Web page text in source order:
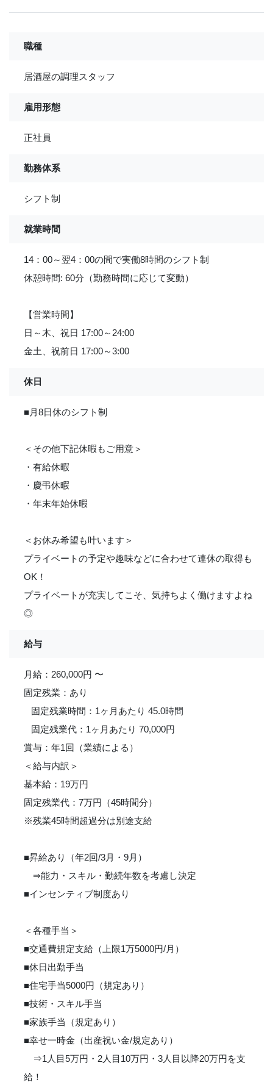
職種
居酒屋の調理スタッフ
雇用形態
正社員
勤務体系
シフト制
就業時間
14：00～翌4：00の間で実働8時間のシフト制
休憩時間: 60分（勤務時間に応じて変動）
【営業時間】
日～木、祝日 17:00～24:00
金土、祝前日 17:00～3:00
休日
■月8日休のシフト制
＜その他下記休暇もご用意＞
・有給休暇
・慶弔休暇
・年末年始休暇
＜お休み希望も叶います＞
プライベートの予定や趣味などに合わせて連休の取得も
OK！
プライベートが充実してこそ、気持ちよく働けますよね
◎
給与
月給：260,000円 〜
固定残業：あり
固定残業時間：1ヶ月あたり 45.0時間
固定残業代：1ヶ月あたり 70,000円
賞与：年1回（業績による）
＜給与内訳＞
基本給：19万円
固定残業代：7万円（45時間分）
※残業45時間超過分は別途支給
■昇給あり（年2回/3月・9月）
⇒能力・スキル・勤続年数を考慮し決定
■インセンティブ制度あり
＜各種手当＞
■交通費規定支給（上限1万5000円/月）
■休日出勤手当
■住宅手当5000円（規定あり）
■技術・スキル手当
■家族手当（規定あり）
■幸せ一時金（出産祝い金/規定あり）
⇒1人目5万円・2人目10万円・3人目以降20万円を支
給！